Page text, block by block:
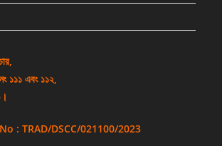
১১১ এবং ১১২,
: TRAD/DSCC/021100/2023